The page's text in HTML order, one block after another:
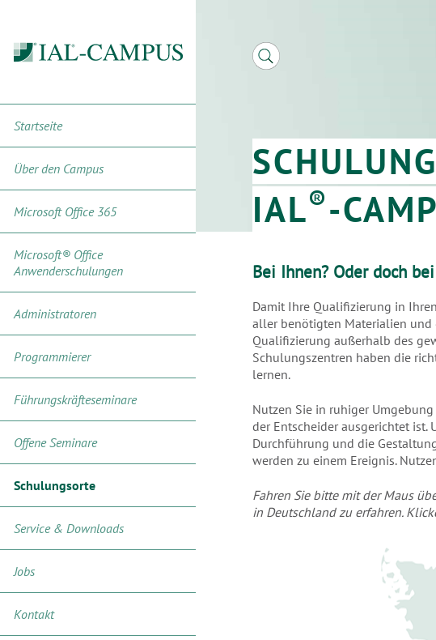
Startseite
Über den Campus
Microsoft Office 365
Microsoft® Office
Anwenderschulungen
Administratoren
Programmierer
Führungskräfteseminare
Offene Seminare
Schulungsorte
Service & Downloads
Jobs
Kontakt
IAL®-
Bei Ihnen? Oder doch
Damit Ihre Qualifizierung in
aller benötigten Materialien und
Qualifizierung außerhalb des
Schulungszentren haben die
lernen.
Nutzen Sie in ruhiger
der Entscheider ausgerichtet ist.
Durchführung und die
werden zu einem Ereignis.
Fahren Sie bitte mit der Maus
in Deutschland zu erfahren.